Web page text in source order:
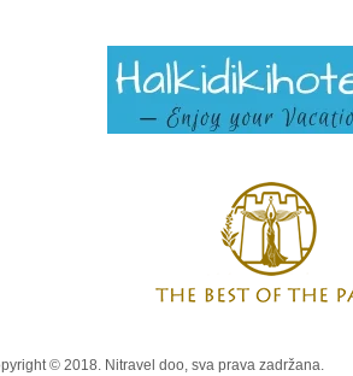
© 2018. Nitravel doo, sva prava zadržana.